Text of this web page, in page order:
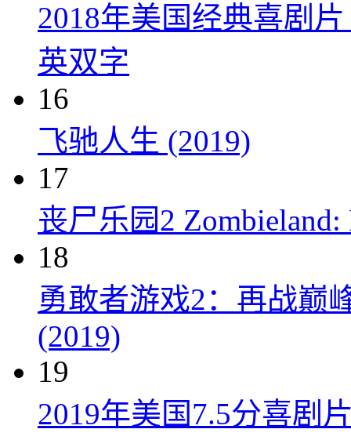
2018年美国经典喜剧
英双字
16
飞驰人生 (2019)
17
丧尸乐园2 Zombieland:
18
勇敢者游戏2：再战巅
(2019)
19
2019年美国7.5分喜剧